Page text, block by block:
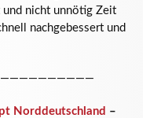
und nicht unnötig Zeit
nachgebessert und
Norddeutschland –